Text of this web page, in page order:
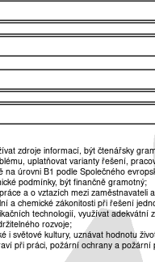
zdroje informací, být čtenářsky
uplatňovat varianty řešení,
na úrovni B1 podle Společného
podmínky, být finančně gramotný;
a o vztazích mezi
a chemické zákonitosti při řešení
technologií, využívat adekvátní
rozvoje;
i světové kultury, uznávat hodnotu
při práci, požární ochrany a požární